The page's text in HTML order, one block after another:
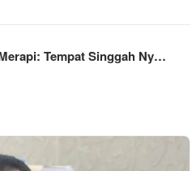
Tempat Singgah Ny…